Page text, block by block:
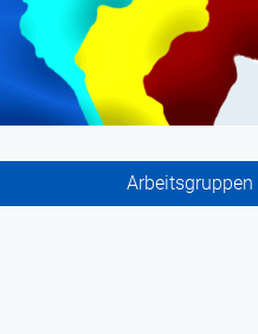
Arbeitsgruppen